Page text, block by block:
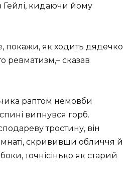
Гейлі, кидаючи йому
покажи, як ходить дядечко
ревматизм,– сказав
раптом немовби
випнувся горб.
тростину, він
скрививши обличчя й
точнісінько як старий